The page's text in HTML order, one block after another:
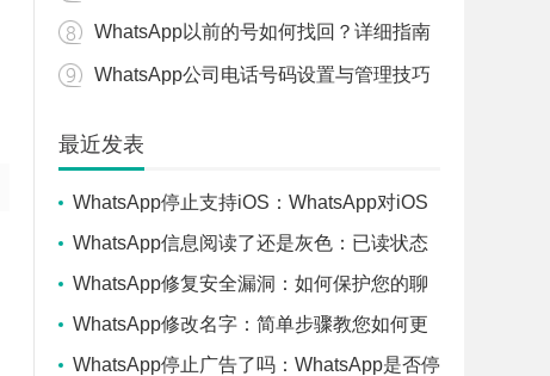
WhatsApp以前的号如何找回？详细指南
WhatsApp公司电话号码设置与管理技巧
最近发表
WhatsApp停止支持iOS：WhatsApp对iOS
系统支持的终止措施和影响
WhatsApp信息阅读了还是灰色：已读状态
解析
WhatsApp修复安全漏洞：如何保护您的聊
天隐私
WhatsApp修改名字：简单步骤教您如何更
改聊天应用名称？
WhatsApp停止广告了吗：WhatsApp是否停